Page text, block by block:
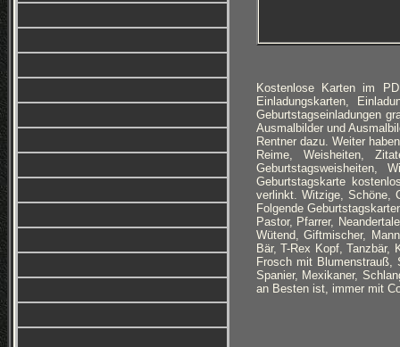
Kostenlose Karten im
Einladungskarten,
Geburtstagseinladungen
Ausmalbilder und
Rentner dazu. Weiter
Reime, Weisheiten,
Geburtstagsweisheiten,
Geburtstagskarte
verlinkt. Witzige, Schöne,
Folgende
Pastor, Pfarrer,
Wütend, Giftmischer,
Bär, T-Rex Kopf, Tanzbär,
Frosch mit
Spanier, Mexikaner,
an Besten ist, immer mit